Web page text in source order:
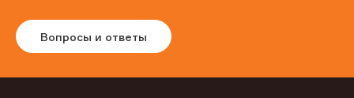
Вопросы и ответы